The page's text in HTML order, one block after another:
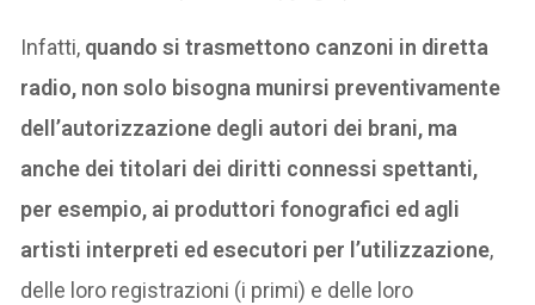
Infatti, quando si trasmettono canzoni in diretta
radio, non solo bisogna munirsi preventivamente
dell’autorizzazione degli autori dei brani, ma
anche dei titolari dei diritti connessi spettanti,
per esempio, ai produttori fonografici ed agli
artisti interpreti ed esecutori per l’utilizzazione,
delle loro registrazioni (i primi) e delle loro